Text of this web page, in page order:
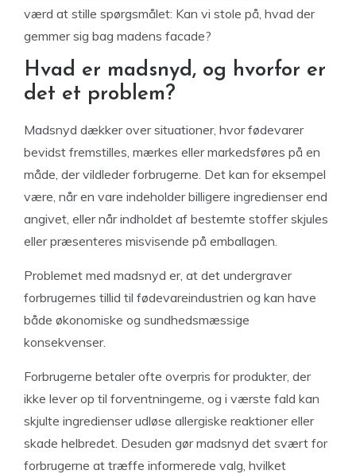
værd at stille spørgsmålet: Kan vi stole på, hvad der
gemmer sig bag madens facade?
Hvad er madsnyd, og hvorfor er
det et problem?
Madsnyd dækker over situationer, hvor fødevarer
bevidst fremstilles, mærkes eller markedsføres på en
måde, der vildleder forbrugerne. Det kan for eksempel
være, når en vare indeholder billigere ingredienser end
angivet, eller når indholdet af bestemte stoffer skjules
eller præsenteres misvisende på emballagen.
Problemet med madsnyd er, at det undergraver
forbrugernes tillid til fødevareindustrien og kan have
både økonomiske og sundhedsmæssige
konsekvenser.
Forbrugerne betaler ofte overpris for produkter, der
ikke lever op til forventningerne, og i værste fald kan
skjulte ingredienser udløse allergiske reaktioner eller
skade helbredet. Desuden gør madsnyd det svært for
forbrugerne at træffe informerede valg, hvilket